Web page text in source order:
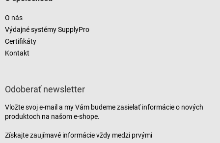
O nás
Výdajné systémy SupplyPro
Certifikáty
Kontakt
Odoberať newsletter
Vložte svoj e-mail a my Vám budeme zasielať informácie o nových
produktoch na našom e-shope.